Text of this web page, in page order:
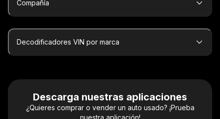
Compañía
Decodificadores VIN por marca
Descarga nuestras aplicaciones
¿Quieres comprar o vender un auto usado? ¡Prueba